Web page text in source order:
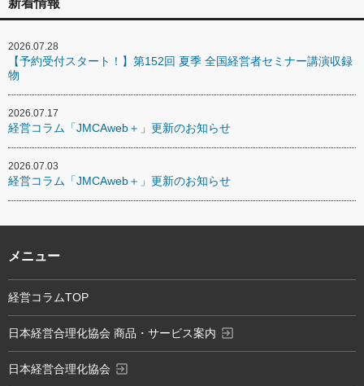
新着情報
2026.07.28
【予約受付スタート！】第152回 夏季 全国経営者セミナー講演収録
物
2026.07.17
経営コラム「JMCAweb＋」更新のお知らせ
2026.07.03
経営コラム「JMCAweb＋」更新のお知らせ
メニュー
経営コラムTOP
日本経営合理化協会 商品・サービス案内 exit_to_app
日本経営合理化協会 exit_to_app